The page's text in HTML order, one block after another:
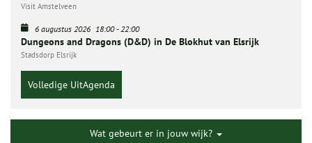
Visit Amstelveen
6 augustus 2026 18:00-22:00
Dungeons and Dragons (D&D) in De Blokhut van Elsrijk
Stadsdorp Elsrijk
Volledige UitAgenda
Wat gebeurt er in jouw wijk?